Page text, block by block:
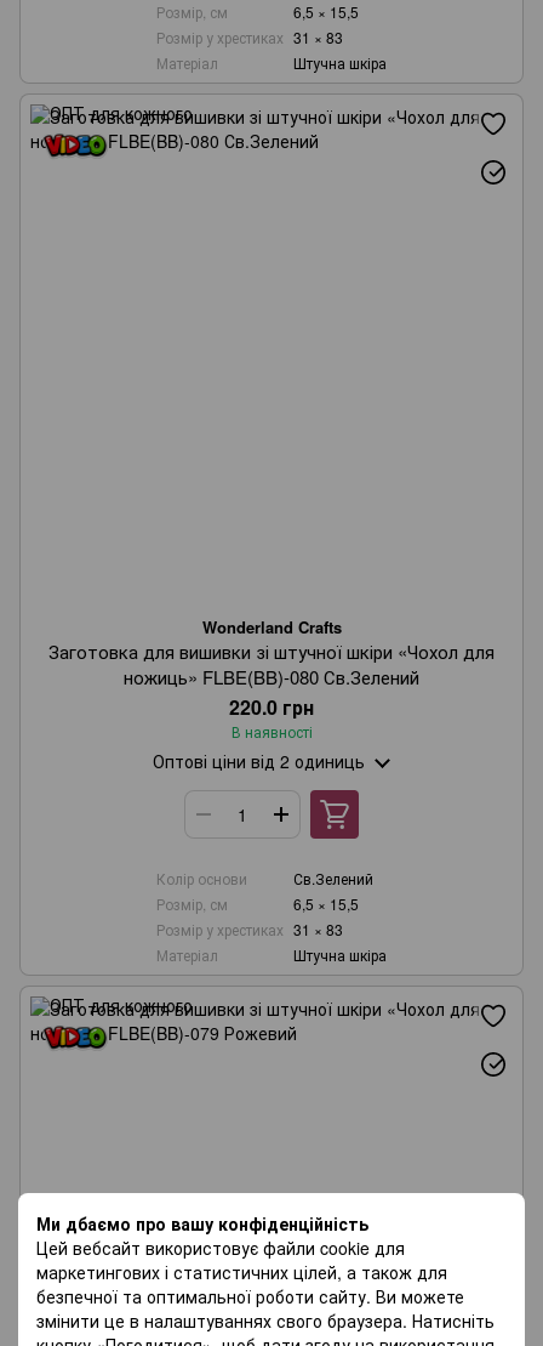
Ми дбаємо про вашу конфіденційність
Цей вебсайт використовує файли cookie для
маркетингових і статистичних цілей, а також для
безпечної та оптимальної роботи сайту. Ви можете
змінити це в налаштуваннях свого браузера. Натисніть
Розмір, см
6,5 × 15,5
Розмір у хрестиках 31 × 83
Матеріал
Штучна шкіра
Wonderland Crafts
Заготовка для вишивки зі штучної шкіри «Чохол для
ножиць» FLBE(BB)-080 Св.Зелений
220.0 грн
В наявності
Оптові ціни від 2 одиниць
Колір основи
Св.Зелений
Розмір, см
6,5 × 15,5
Розмір у хрестиках 31 × 83
Матеріал
Штучна шкіра